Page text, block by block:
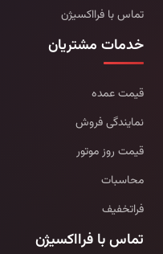
تماس با فرااکسیژن
خدمات مشتریان
قیمت عمده
نمایندگی فروش
قیمت روز موتور
محاسبات
فراتخفیف
تماس با فرااکسیژن